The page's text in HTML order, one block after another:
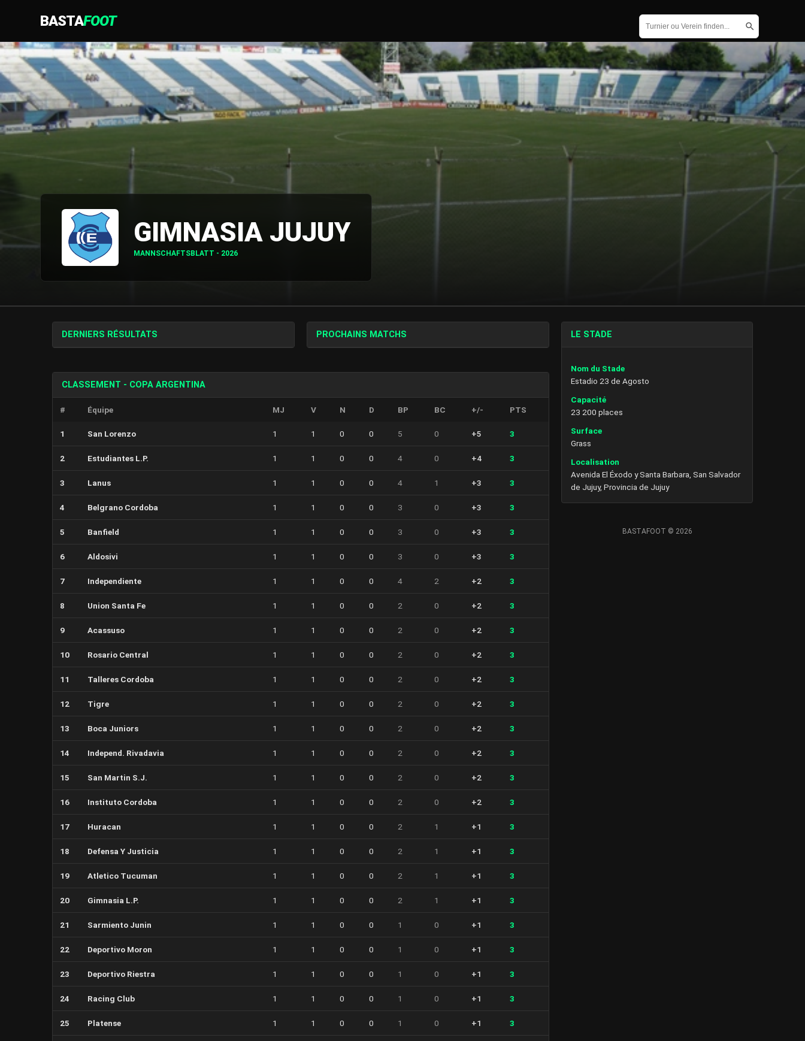
BASTAFOOT
GIMNASIA JUJUY
MANNSCHAFTSBLATT - 2026
DERNIERS RÉSULTATS PROCHAINS MATCHS
CLASSEMENT - COPA ARGENTINA
# Équipe MJ V N D BP BC +/- PTS
1 San Lorenzo 1 1 0 0 5 0 +5 3
2 Estudiantes L.P. 1 1 0 0 4 0 +4 3
3 Lanus 1 1 0 0 4 1 +3 3
4 Belgrano Cordoba 1 1 0 0 3 0 +3 3
5 Banfield 1 1 0 0 3 0 +3 3
6 Aldosivi 1 1 0 0 3 0 +3 3
7 Independiente 1 1 0 0 4 2 +2 3
8 Union Santa Fe 1 1 0 0 2 0 +2 3
9 Acassuso 1 1 0 0 2 0 +2 3
10 Rosario Central 1 1 0 0 2 0 +2 3
11 Talleres Cordoba 1 1 0 0 2 0 +2 3
12 Tigre 1 1 0 0 2 0 +2 3
13 Boca Juniors 1 1 0 0 2 0 +2 3
14 Independ. Rivadavia 1 1 0 0 2 0 +2 3
15 San Martin S.J. 1 1 0 0 2 0 +2 3
16 Instituto Cordoba 1 1 0 0 2 0 +2 3
17 Huracan 1 1 0 0 2 1 +1 3
18 Defensa Y Justicia 1 1 0 0 2 1 +1 3
19 Atletico Tucuman 1 1 0 0 2 1 +1 3
20 Gimnasia L.P. 1 1 0 0 2 1 +1 3
21 Sarmiento Junin 1 1 0 0 1 0 +1 3
22 Deportivo Moron 1 1 0 0 1 0 +1 3
23 Deportivo Riestra 1 1 0 0 1 0 +1 3
24 Racing Club 1 1 0 0 1 0 +1 3
25 Platense 1 1 0 0 1 0 +1 3
LE STADE
Nom du Stade
Estadio 23 de Agosto
Capacité
23 200 places
Surface
Grass
Localisation
Avenida El Éxodo y Santa Barbara, San Salvador
de Jujuy, Provincia de Jujuy
BASTAFOOT © 2026